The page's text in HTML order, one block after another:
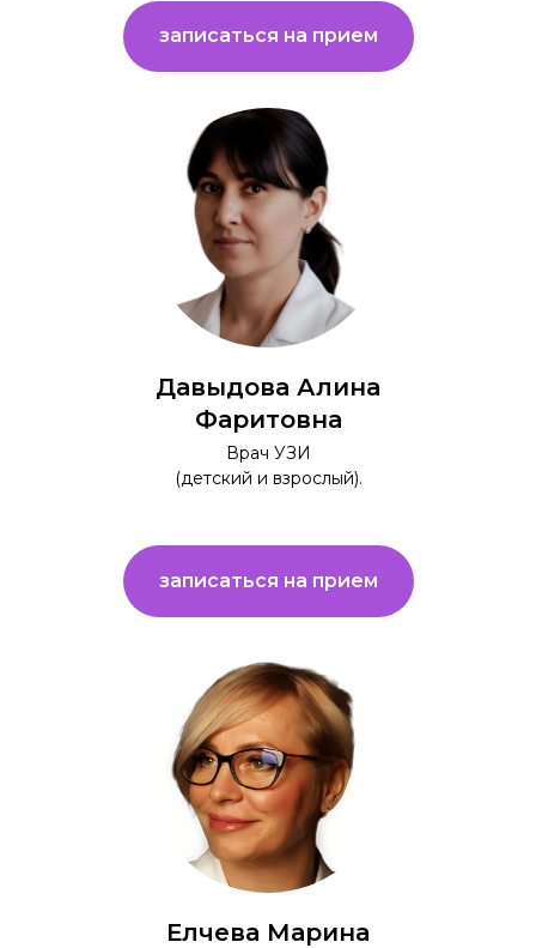
записаться на прием
Давыдова Алина
Фаритовна
Врач УЗИ
(детский и взрослый).
записаться на прием
Елчева Марина